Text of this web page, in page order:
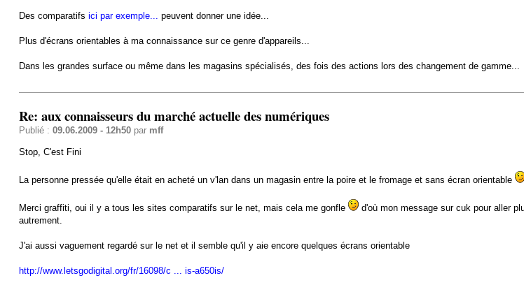
Des comparatifs ici par exemple... peuvent donner une idée...
Plus d'écrans orientables à ma connaissance sur ce genre d'appareils...
Dans les grandes surface ou même dans les magasins spécialisés, des fois des actions lors des changement de gamme...
Re: aux connaisseurs du marché actuelle des numériques
Publié : 09.06.2009 - 12h50par mff
Stop, C'est Fini
La personne pressée qu'elle était en acheté un v'lan dans un magasin entre la poire et le fromage et sans écran orientable
Merci graffiti, oui il y a tous les sites comparatifs sur le net, mais cela me gonfle d'où mon message sur cuk pour aller
autrement.
J'ai aussi vaguement regardé sur le net et il semble qu'il y aie encore quelques écrans orientable
http://www.letsgodigital.org/fr/16098/c ... is-a650is/